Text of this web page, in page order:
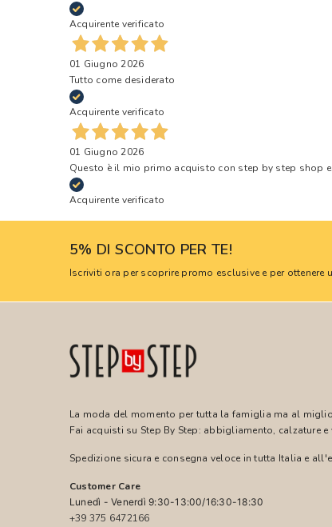
Acquirente verificato
01 Giugno 2026
Tutto come desiderato
Acquirente verificato
01 Giugno 2026
Questo è il mio primo acquisto con step by step shop
Acquirente verificato
5% DI SCONTO PER TE!
Iscriviti ora per scoprire promo esclusive e per
La moda del momento per tutta la famiglia ma al
Fai acquisti su Step By Step: abbigliamento, calzature
Spedizione sicura e consegna veloce in tutta Italia e
Customer Care
Lunedì - Venerdì 9:30-13:00/16:30-18:30
+39 375 6472166